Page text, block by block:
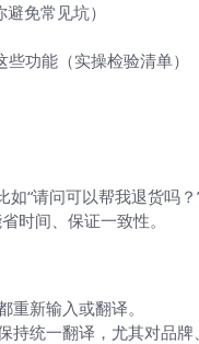
免常见坑）
功能（实操检验清单）
“请问可以帮我退货吗
时间、保证一致性。
重新输入或翻译。
持统一翻译，尤其对品牌